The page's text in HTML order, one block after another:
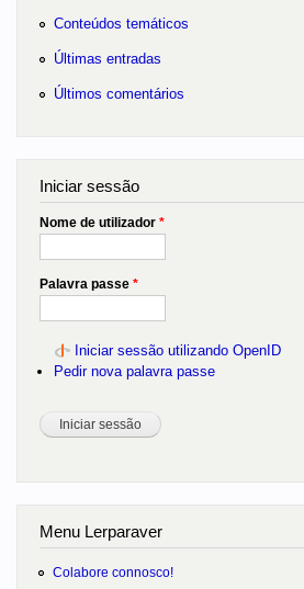
Conteúdos temáticos
Últimas entradas
Últimos comentários
Iniciar sessão
Nome de utilizador *
Palavra passe *
Iniciar sessão utilizando OpenID
Pedir nova palavra passe
Menu Lerparaver
Colabore connosco!